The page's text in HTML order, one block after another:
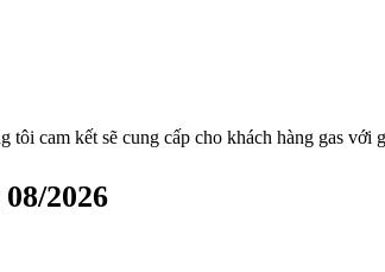
cam kết sẽ cung cấp cho khách hàng gas với
2026